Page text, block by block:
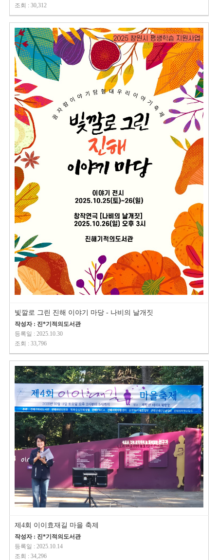
조회 : 30,312
빛깔로 그린 진해 이야기 마당 - 나비의 날개짓
작성자 : 진*기적의도서관
등록일 : 2025.10.30
조회 : 33,796
제4회 이이효재길 마을 축제
작성자 : 진*기적의도서관
등록일 : 2025.10.14
조회 : 34,296